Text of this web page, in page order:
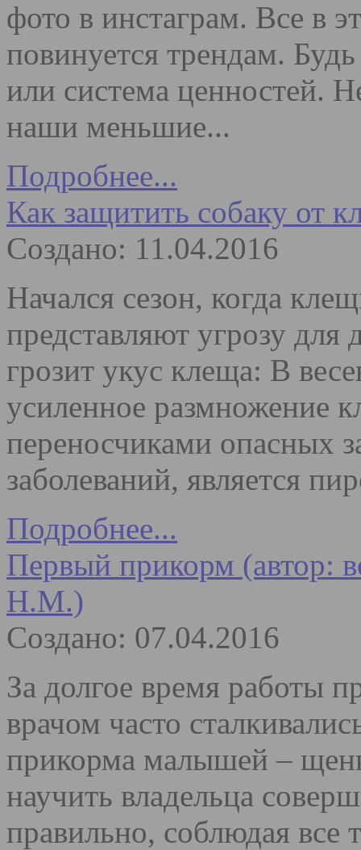
фото в инстаграм. Все в
повинуется трендам.
или система ценностей.
наши меньшие...
Подробнее...
Как защитить собаку от
Создано: 11.04.2016
Начался сезон, когда
представляют угрозу
грозит укус клеща: В
усиленное размножение
переносчиками опасных
заболеваний, является
Подробнее...
Первый прикорм (автор:
Н.М.)
Создано: 07.04.2016
За долгое время работы
врачом часто
прикорма малышей –
научить владельца
правильно, соблюдая все